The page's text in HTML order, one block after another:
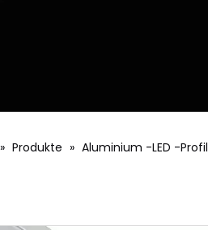
» Produkte » Aluminium -LED -Profil